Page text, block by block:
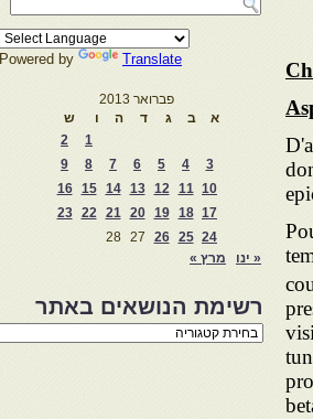
Powered by Translate
פברואר 2013
א
ב ג ד ה ו
ש
1
2
3
4
5
6
7
8
9
10
11
12
13
14
15
16
17
18
19
20
21
22
23
24
25
26
27
28
« ינו
מרץ »
רשימת הנושאים באתר
רשימת
הנושאים